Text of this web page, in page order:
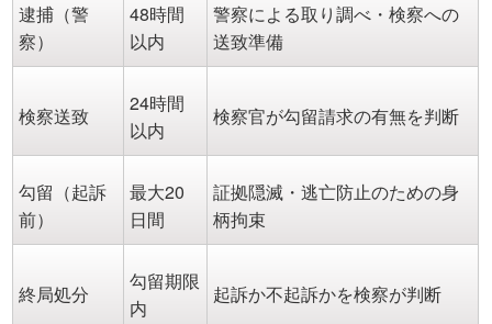
逮捕（警
察）
48時間
以内
警察による取り調べ・検察への
送致準備
検察送致
24時間
以内
検察官が勾留請求の有無を判断
勾留（起訴
前）
最大20
日間
証拠隠滅・逃亡防止のための身
柄拘束
終局処分
勾留期限
内
起訴か不起訴かを検察が判断